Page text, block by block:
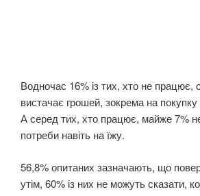
Водночас 16% із тих, хто не працює,
вистачає грошей, зокрема на покупку
А серед тих, хто працює, майже 7%
потреби навіть на їжу.
56,8% опитаних зазначають, що
утім, 60% із них не можуть сказати,